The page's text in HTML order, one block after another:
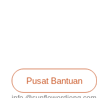
Pusat Bantuan